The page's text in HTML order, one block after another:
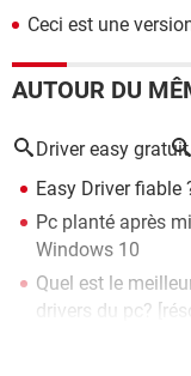
Ceci est une
AUTOUR DU
Driver easy gratuit
Easy Driver fiable
Pc planté après
Windows 10
Quel est le
drivers du pc?